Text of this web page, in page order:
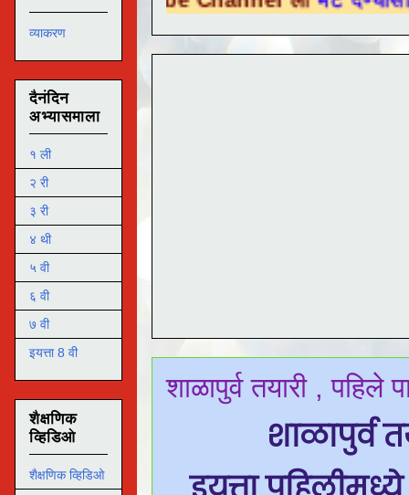
शाळापुर्व तयारी , पहिले
शाळापुर्व
व्याकरण
दैनंदिन
अभ्यासमाला
१ ली
२ री
३ री
४ थी
५ वी
६ वी
७ वी
इयत्ता 8 वी
शैक्षणिक
व्हिडिओ
शैक्षणिक व्हिडिओ